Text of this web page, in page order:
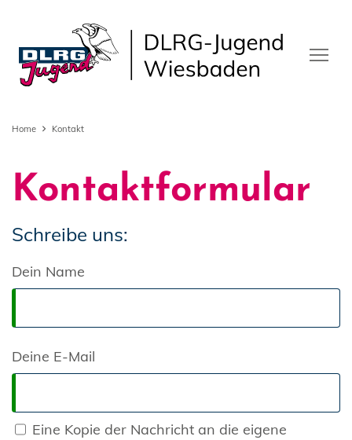
Home Kontakt
Kontaktformular
Schreibe uns:
Dein Name
Deine E-Mail
Eine Kopie der Nachricht an die eigene